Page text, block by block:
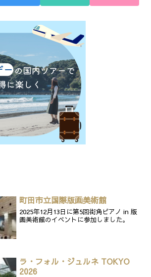
町田市立国際版画美術館
2025年12月13日に第5回街角ピアノ in 版
画美術館のイベントに参加しました。
ラ・フォル・ジュルネ TOKYO
2026